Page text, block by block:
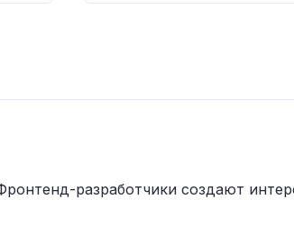
разработчики создают